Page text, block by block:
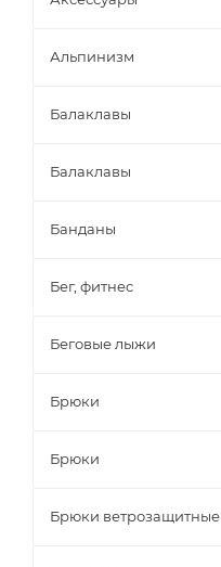
Альпинизм
Балаклавы
Балаклавы
Банданы
Бег, фитнес
Беговые лыжи
Брюки
Брюки
Брюки ветрозащитные